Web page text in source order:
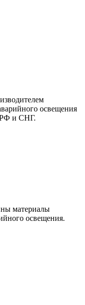
освещения
РФ и СНГ.
материалы
освещения.